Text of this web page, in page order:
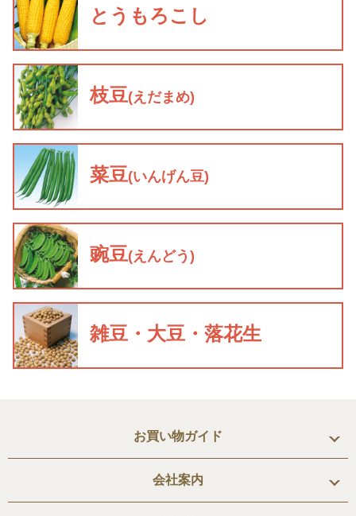
とうもろこし
枝豆(えだまめ)
菜豆(いんげん豆)
豌豆(えんどう)
雑豆・大豆・落花生
お買い物ガイド
会社案内